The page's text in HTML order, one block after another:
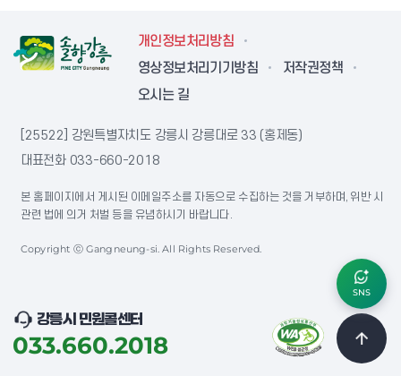
개인정보처리방침
영상정보처리기기방침
저작권정책
오시는 길
[25522] 강원특별자치도 강릉시 강릉대로 33 (홍제동)
대표전화 033-660-2018
본 홈페이지에서 게시된 이메일주소를 자동으로 수집하는 것을 거부하며, 위반 시
관련 법에 의거 처벌 등을 유념하시기 바랍니다.
Copyright ⓒ Gangneung-si. All Rights Reserved.
강릉시 민원콜센터
033.660.2018
SNS